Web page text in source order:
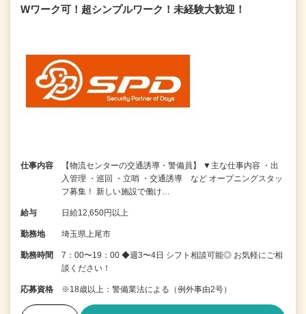
Wワーク可！超シンプルワーク！未経験大歓迎！
仕事内容
【物流センターの交通誘導・警備員】 ▼主な仕事内容 ・出
入管理 ・巡回 ・立哨 ・交通誘導 など オープニングスタッ
フ募集！ 新しい施設で働け…
給与 日給12,650円以上
勤務地 埼玉県上尾市
勤務時間
7：00〜19：00 ◆週3〜4日 シフト相談可能◎ お気軽にご相
談ください！
応募資格 ※18歳以上：警備業法による（例外事由2号）